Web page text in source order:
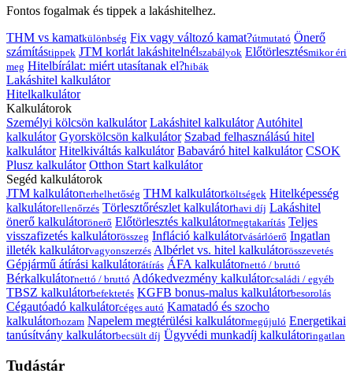
Fontos fogalmak és tippek a lakáshitelhez.
THM vs kamatkülönbség Fix vagy változó kamat?útmutató Önerő
számítástippek JTM korlát lakáshitelnélszabályok Előtörlesztésmikor éri
meg Hitelbírálat: miért utasítanak el?hibák
Lakáshitel kalkulátor
Hitelkalkulátor
Kalkulátorok
Személyi kölcsön kalkulátor Lakáshitel kalkulátor Autóhitel
kalkulátor Gyorskölcsön kalkulátor Szabad felhasználású hitel
kalkulátor Hitelkiváltás kalkulátor Babaváró hitel kalkulátor CSOK
Plusz kalkulátor Otthon Start kalkulátor
Segéd kalkulátorok
JTM kalkulátorterhelhetőség THM kalkulátorköltségek Hitelképesség
kalkulátorellenőrzés Törlesztőrészlet kalkulátorhavi díj Lakáshitel
önerő kalkulátorönerő Előtörlesztés kalkulátormegtakarítás Teljes
visszafizetés kalkulátorösszeg Infláció kalkulátorvásárlóerő Ingatlan
illeték kalkulátorvagyonszerzés Albérlet vs. hitel kalkulátorösszevetés
Gépjármű átírási kalkulátorátírás ÁFA kalkulátornettó / bruttó
Bérkalkulátornettó / bruttó Adókedvezmény kalkulátorcsaládi / egyéb
TBSZ kalkulátorbefektetés KGFB bonus-malus kalkulátorbesorolás
Cégautóadó kalkulátorcéges autó Kamatadó és szocho
kalkulátorhozam Napelem megtérülési kalkulátormegújuló Energetikai
tanúsítvány kalkulátorbecsült díj Ügyvédi munkadíj kalkulátoringatlan
Tudástár